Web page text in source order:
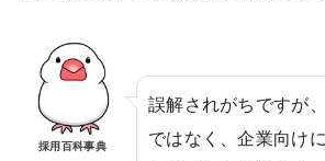
採用百科事典
誤解されがちですが
ではなく、企業向け